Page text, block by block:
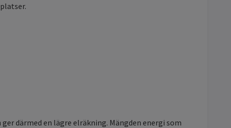
därmed en lägre elräkning. Mängden energi som